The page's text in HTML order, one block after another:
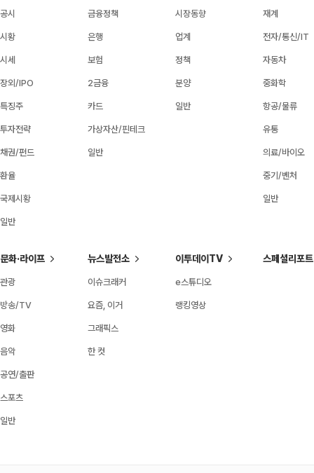
공시
시황
시세
장외/IPO
특징주
투자전략
채권/펀드
환율
국제시황
일반
금융정책
은행
보험
2금융
카드
가상자산/핀테크
일반
시장동향
업계
정책
분양
일반
재계
전자/통신/IT
자동차
중화학
항공/물류
유통
의료/바이오
중기/벤처
일반
문화·라이프
관광
방송/TV
영화
음악
공연/출판
스포츠
일반
뉴스발전소
이슈크래커
요즘, 이거
그래픽스
한 컷
이투데이TV
e스튜디오
랭킹영상
스페셜리포트